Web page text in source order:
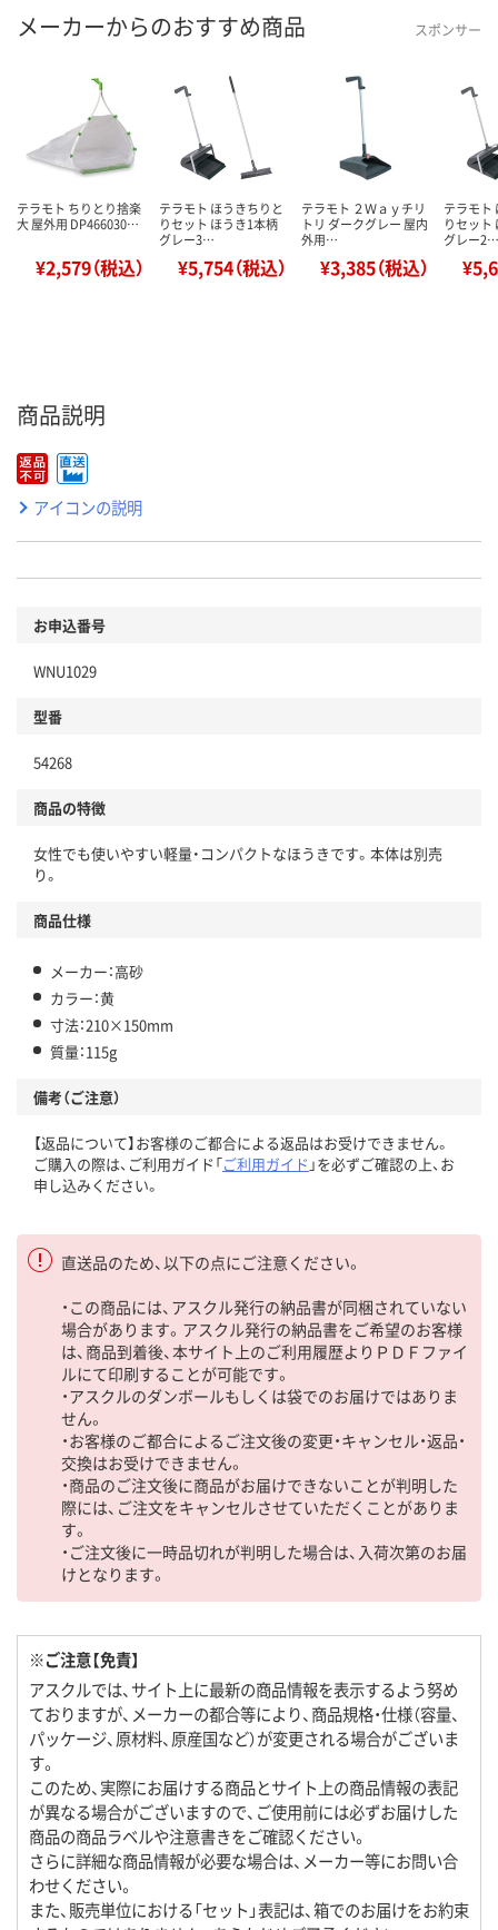
メーカーからのおすすめ商品 スポンサー
テラモト ちりとり捨楽
大 屋外用 DP466030…
¥2,579（税込）
テラモト ほうきちりと
りセット ほうき1本柄
グレー3…
¥5,754（税込）
テラモト ２Ｗａｙチリ
トリ ダークグレー 屋内
外用…
¥3,385（税込）
テラモト
りセット
グレー2…
商品説明
アイコンの説明
お申込番号
WNU1029
型番
54268
商品の特徴
女性でも使いやすい軽量・コンパクトなほうきです。本体は別売
り。
商品仕様
メーカー：高砂
カラー：黄
寸法：210×150mm
質量：115g
備考（ご注意）
【返品について】お客様のご都合による返品はお受けできません。
ご購入の際は、ご利用ガイド「ご利用ガイド 」を必ずご確認の上、お
申し込みください。
直送品のため、以下の点にご注意ください。
・この商品には、アスクル発行の納品書が同梱されていない
場合があります。アスクル発行の納品書をご希望のお客様
は、商品到着後、本サイト上のご利用履歴よりＰＤＦファイ
ルにて印刷することが可能です。
・アスクルのダンボールもしくは袋でのお届けではありま
せん。
・お客様のご都合によるご注文後の変更・キャンセル・返品・
交換はお受けできません。
・商品のご注文後に商品がお届けできないことが判明した
際には、ご注文をキャンセルさせていただくことがありま
す。
・ご注文後に一時品切れが判明した場合は、入荷次第のお届
けとなります。
※ご注意【免責】
アスクルでは、サイト上に最新の商品情報を表示するよう努め
ておりますが、メーカーの都合等により、商品規格・仕様（容量、
パッケージ、原材料、原産国など）が変更される場合がございま
す。
このため、実際にお届けする商品とサイト上の商品情報の表記
が異なる場合がございますので、ご使用前には必ずお届けした
商品の商品ラベルや注意書きをご確認ください。
さらに詳細な商品情報が必要な場合は、メーカー等にお問い合
わせください。
また、販売単位における「セット」表記は、箱でのお届けをお約束